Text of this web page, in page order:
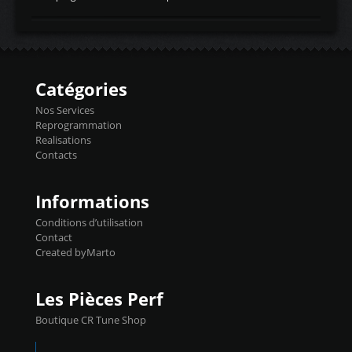
d'admissiontemp ex. pour atmo -30- 80°C
temperaturetemperature ldr moteurtemp
Injecteurs + Flashpro 1370€ TTC Le
précise et performante. Vous pourrez
basculer de la carto sans plomb à Ethanol à
l'aide du flashpro OPTION ECONOMIQUES
Reprog SP 98 sur le calculateur d'origine
450€ TTC Un gain d'environ 10cv et 15nm
Catégories
Nos Services
Reprogrammation
Realisations
Contacts
Informations
Conditions d’utilisation
Contact
Created byMarto
Les Pièces Perf
Boutique CR Tune Shop